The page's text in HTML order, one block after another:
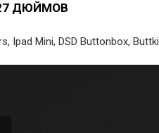
27 ДЮЙМОВ
Ipad Mini, DSD Buttonbox,